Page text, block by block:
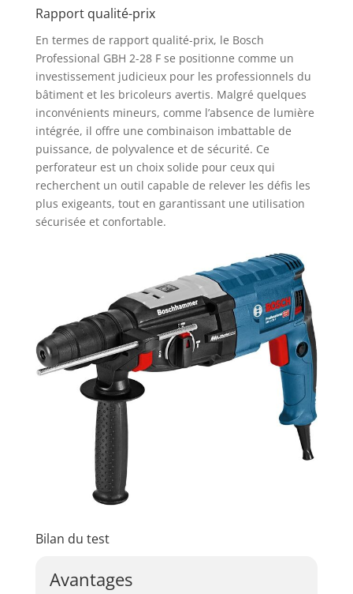
Rapport qualité-prix
En termes de rapport qualité-prix, le Bosch
Professional GBH 2-28 F se positionne comme un
investissement judicieux pour les professionnels du
bâtiment et les bricoleurs avertis. Malgré quelques
inconvénients mineurs, comme l’absence de lumière
intégrée, il offre une combinaison imbattable de
puissance, de polyvalence et de sécurité. Ce
perforateur est un choix solide pour ceux qui
recherchent un outil capable de relever les défis les
plus exigeants, tout en garantissant une utilisation
sécurisée et confortable.
Bilan du test
Avantages